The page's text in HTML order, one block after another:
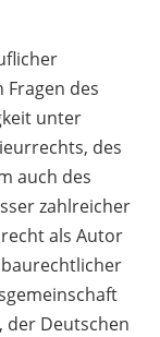
Fragen des
unter
des
auch des
zahlreicher
als Autor
der Deutschen